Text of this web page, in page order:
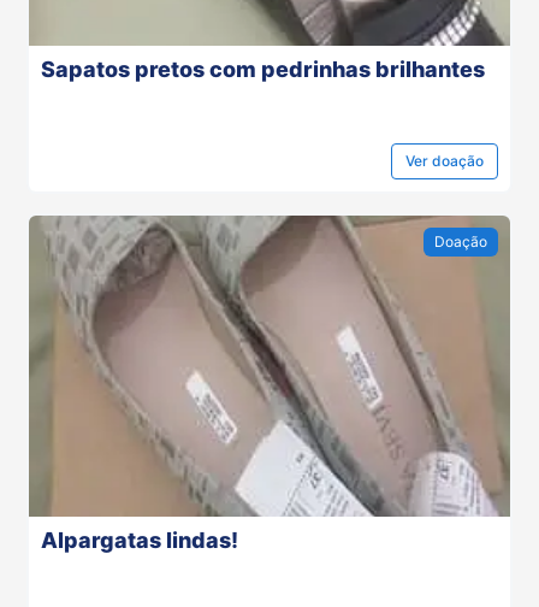
Sapatos pretos com pedrinhas brilhantes
Ver doação
Doação
Alpargatas lindas!